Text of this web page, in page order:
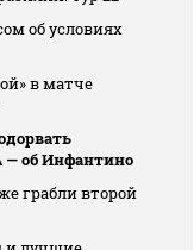
об условиях
в матче
— об Инфантино
грабли второй